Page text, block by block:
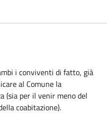
i conviventi di fatto, già
al Comune la
(sia per il venir meno del
coabitazione).